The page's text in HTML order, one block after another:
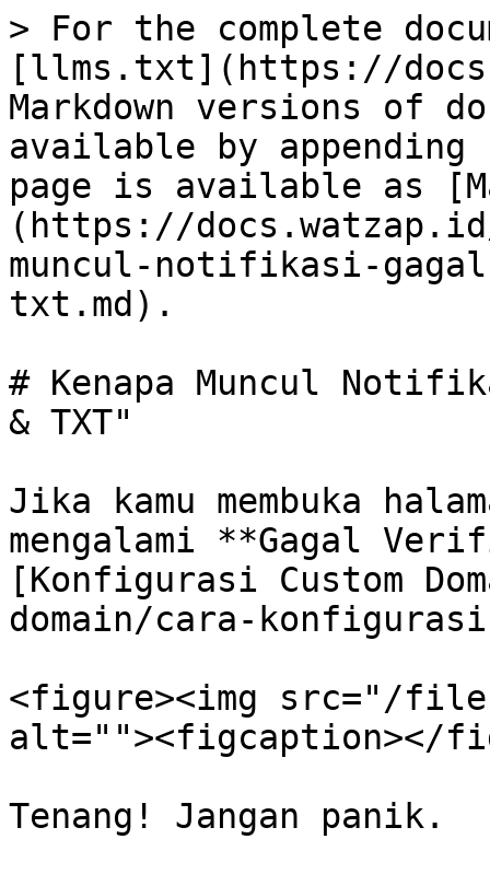
> For the complete
[llms.txt](https://
Markdown versions of
available by
page is available as
(https://
muncul-notifikasi-
txt.md).
# Kenapa Muncul
& TXT"
Jika kamu membuka
mengalami **Gagal
[Konfigurasi Custom
domain/cara-
<figure><img src="/files/
alt=""><figcaption></
Tenang! Jangan panik.